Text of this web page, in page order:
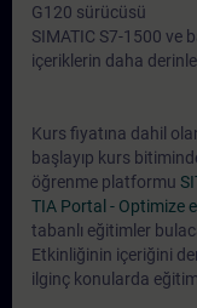
G120 sürücüsü
SIMATIC S7-1500 ve
içeriklerin daha
Kurs fiyatına dahil
başlayıp kurs
öğrenme platformu
TIA Portal - Optimize
tabanlı eğitimler
Etkinliğinin içeriğini
ilginç konularda